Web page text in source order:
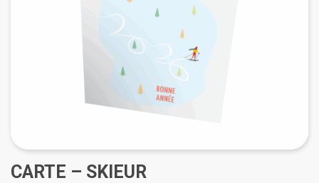
CARTE – SKIEUR